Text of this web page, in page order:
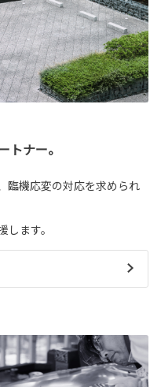
トナー。
臨機応変の対応を求められ
ます。